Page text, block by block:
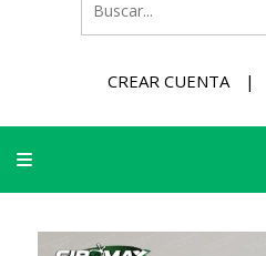
CREAR CUENTA